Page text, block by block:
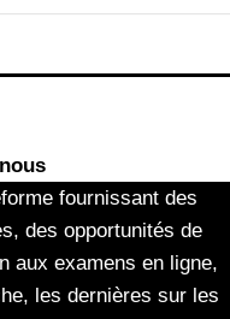
fournissant des
des opportunités de
aux examens en ligne,
les dernières sur les